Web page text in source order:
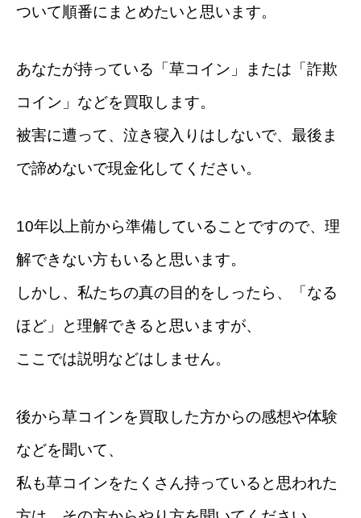
ついて順番にまとめたいと思います。
あなたが持っている「草コイン」または「詐欺
コイン」などを買取します。
被害に遭って、泣き寝入りはしないで、最後ま
で諦めないで現金化してください。
10年以上前から準備していることですので、理
解できない方もいると思います。
しかし、私たちの真の目的をしったら、「なる
ほど」と理解できると思いますが、
ここでは説明などはしません。
後から草コインを買取した方からの感想や体験
などを聞いて、
私も草コインをたくさん持っていると思われた